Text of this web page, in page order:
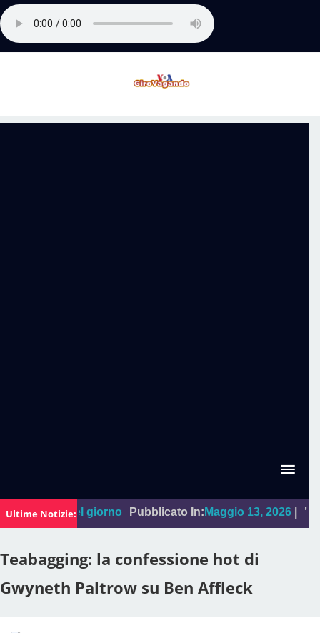
Ultime Notizie:
La foto del giorno Pubblicato In:Maggio 13, 2026 | "Sal
Teabagging: la confessione hot di
Gwyneth Paltrow su Ben Affleck